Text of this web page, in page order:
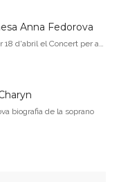
Anna Fedorova
18 d'abril el Concert per a…
biografia de la soprano